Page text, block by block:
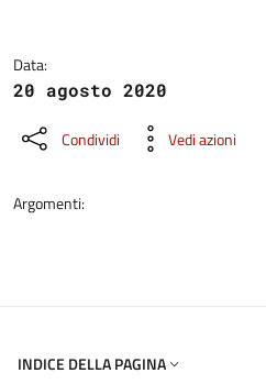
Data:
20 agosto 2020
Condividi Vedi azioni
Argomenti:
INDICE DELLA PAGINA